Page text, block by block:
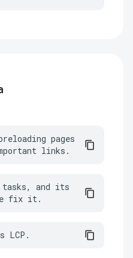
pages
links.
tasks, and its
fix it.
LCP.